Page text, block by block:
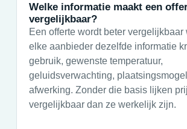
Welke informatie maakt een
vergelijkbaar?
Een offerte wordt beter vergelijkbaar
elke aanbieder dezelfde informatie
gebruik, gewenste temperatuur,
geluidsverwachting,
afwerking. Zonder die basis lijken
vergelijkbaar dan ze werkelijk zijn.